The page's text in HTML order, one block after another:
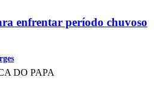
enfrentar período chuvoso